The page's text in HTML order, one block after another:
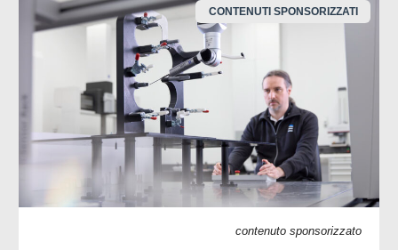
CONTENUTI SPONSORIZZATI
contenuto sponsorizzato